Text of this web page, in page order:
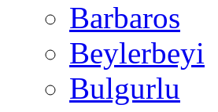
Barbaros
Beylerbeyi
Bulgurlu